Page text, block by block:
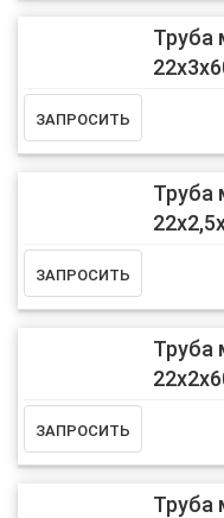
Труба
Труба
Труба
Труба